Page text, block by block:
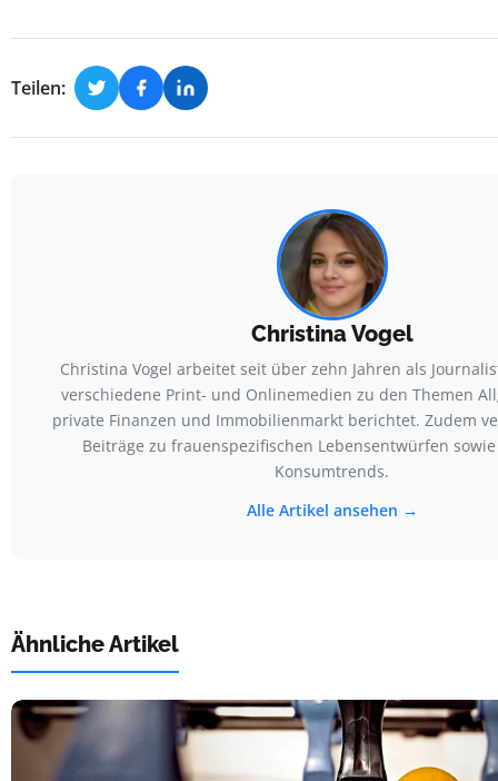
Teilen:
Christina Vogel
Christina Vogel arbeitet seit über zehn Jahren als
verschiedene Print- und Onlinemedien zu den Themen
private Finanzen und Immobilienmarkt berichtet. Zudem
Beiträge zu frauenspezifischen Lebensentwürfen
Konsumtrends.
Alle Artikel ansehen →
Ähnliche Artikel